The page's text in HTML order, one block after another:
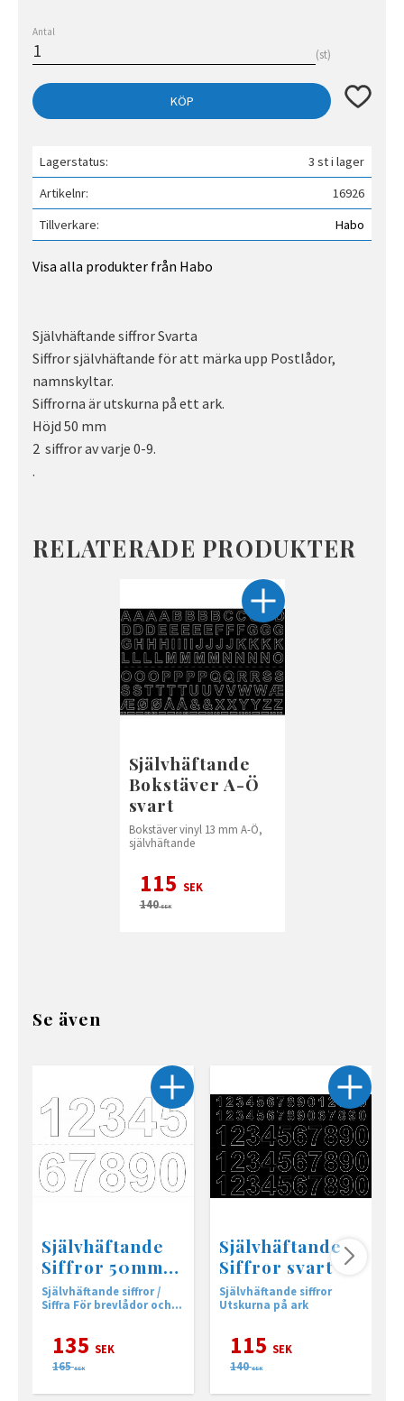
Antal
st
KÖP Lägg till
Lagerstatus
3 st i lager
Artikelnr
16926
Tillverkare
Habo
Visa alla produkter från Habo
Självhäftande siffror Svarta
Siffror självhäftande för att märka upp Postlådor,
namnskyltar.
Siffrorna är utskurna på ett ark.
Höjd 50 mm
2 siffror av varje 0-9.
.
RELATERADE PRODUKTER
Självhäftande
Bokstäver A-Ö
svart
Bokstäver vinyl 13 mm A-Ö,
självhäftande
115 SEK
140SEK
Se även
Självhäftande
Siffror 50mm
vit
Självhäftande siffror /
Siffra För brevlådor och
135 SEK
165 SEK
Självhäftande
Siffror svart
Självhäftande siffror
Utskurna på ark
115 SEK
140 SEK